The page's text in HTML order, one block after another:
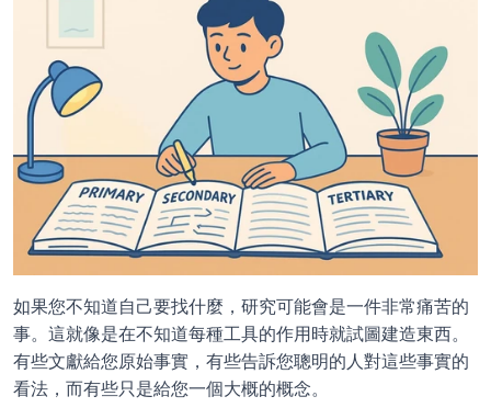
如果您不知道自己要找什麼，研究可能會是一件非常痛苦的
事。這就像是在不知道每種工具的作用時就試圖建造東西。
有些文獻給您原始事實，有些告訴您聰明的人對這些事實的
看法，而有些只是給您一個大概的概念。